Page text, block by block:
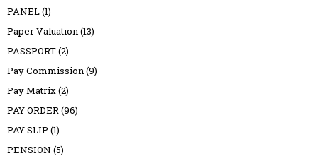
PANEL(1)
Paper Valuation (13)
PASSPORT(2)
Pay Commission (9)
Pay Matrix (2)
PAY ORDER (96)
PAY SLIP (1)
PENSION (5)